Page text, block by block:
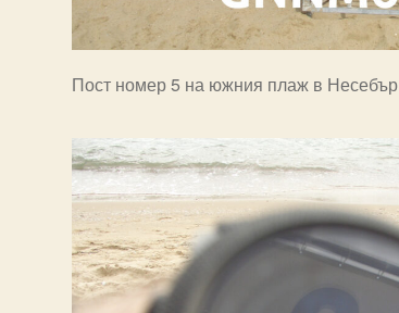
Пост номер 5 на южния плаж в Несебър